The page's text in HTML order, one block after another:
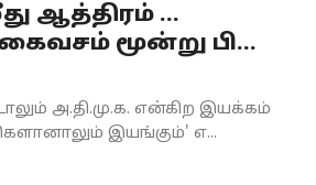
ஆத்திரம் ...
மூன்று பி...
அ.தி.மு.க. என்கிற இயக்கம்
இயங்கும்' எ...